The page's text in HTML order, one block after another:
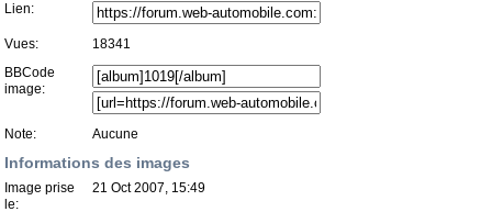
Lien:
Vues:
18341
BBCode
image:
Note: Aucune
Informations des images
Image prise
le:
21 Oct 2007, 15:49